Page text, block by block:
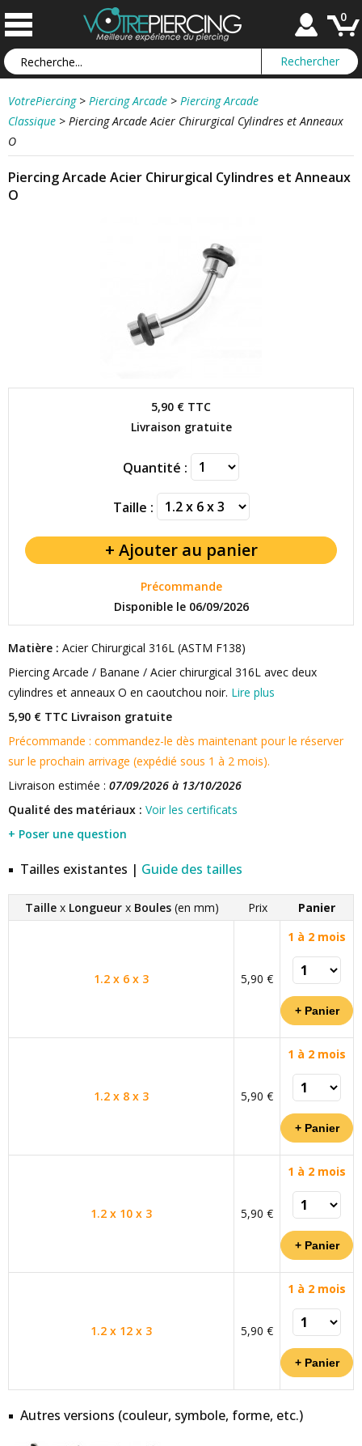
0
VotrePiercing > Piercing Arcade > Piercing Arcade
Classique > Piercing Arcade Acier Chirurgical Cylindres et Anneaux
O
Piercing Arcade Acier Chirurgical Cylindres et Anneaux
O
5,90 € TTC
Livraison gratuite
Quantité :
Taille :
Précommande
Disponible le 06/09/2026
Matière : Acier Chirurgical 316L (ASTM F138)
Piercing Arcade / Banane / Acier chirurgical 316L avec deux
cylindres et anneaux O en caoutchou noir. Lire plus
5,90 € TTC Livraison gratuite
Précommande : commandez-le dès maintenant pour le réserver
sur le prochain arrivage (expédié sous 1 à 2 mois).
Livraison estimée : 07/09/2026 à 13/10/2026
Qualité des matériaux : Voir les certificats
+ Poser une question
Tailles existantes | Guide des tailles
Taille x Longueur x Boules (en mm) Prix Panier
1.2 x 6 x 3 5,90 €
1 à 2 mois
1.2 x 8 x 3 5,90 €
1 à 2 mois
1.2 x 10 x 3 5,90 €
1 à 2 mois
1.2 x 12 x 3 5,90 €
1 à 2 mois
Autres versions (couleur, symbole, forme, etc.)